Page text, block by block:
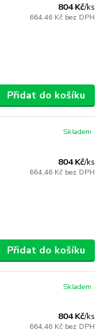
804 Kč/ks
664,46 Kč bez DPH
Přidat do košíku
804 Kč/ks
664,46 Kč bez DPH
Skladem
Přidat do košíku
804 Kč/ks
664,46 Kč bez DPH
Skladem